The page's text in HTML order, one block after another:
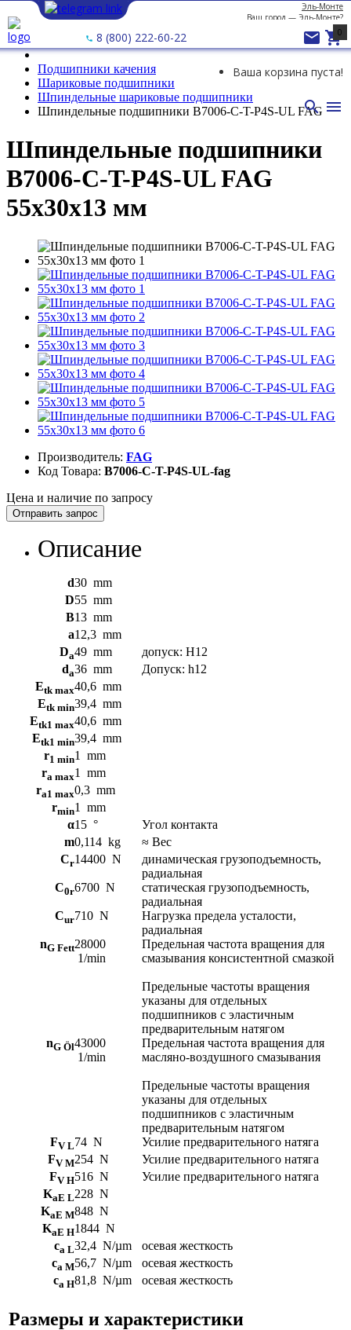
Эль-Монте
Ваш город — Эль-Монте?
8 (800) 222-60-22  
0
Ваша корзина пуста!
 
Подшипники качения
Шариковые подшипники
Шпиндельные шариковые подшипники
Шпиндельные подшипники B7006-C-T-P4S-UL FAG
Шпиндельные подшипники
B7006-C-T-P4S-UL FAG
55х30х13 мм
Производитель: FAG
Код Товара: B7006-C-T-P4S-UL-fag
Цена и наличие по запросу
Отправить запрос
Описание
d30 mm
D55 mm
B13 mm
a12,3 mm
Da49 mm
допуск: Н12
da36 mm
Допуск: h12
Etk max40,6 mm
Etk min39,4 mm
Etk1 max40,6 mm
Etk1 min39,4 mm
r1 min1
mm
ra max1
mm
ra1 max0,3 mm
rmin1
mm
α15 °
Угол контакта
m0,114 kg
≈ Вес
Cr14400 N
динамическая грузоподъемность,
радиальная
C0r6700 N
статическая грузоподъемность,
радиальная
Cur710 N
Нагрузка предела усталости,
радиальная
nG Fett28000
1/min
Предельная частота вращения для
смазывания консистентной смазкой
Предельные частоты вращения
указаны для отдельных
подшипников с эластичным
предварительным натягом
nG Öl43000
1/min
Предельная частота вращения для
масляно-воздушного смазывания
Предельные частоты вращения
указаны для отдельных
подшипников с эластичным
предварительным натягом
FV L74 N
Усилие предварительного натяга
FV M254 N
Усилие предварительного натяга
FV H516 N
Усилие предварительного натяга
KaE L228 N
KaE M848 N
KaE H1844 N
ca L32,4 N/µm
осевая жесткость
ca M56,7 N/µm
осевая жесткость
ca H81,8 N/µm осевая жесткость
Размеры и характеристики